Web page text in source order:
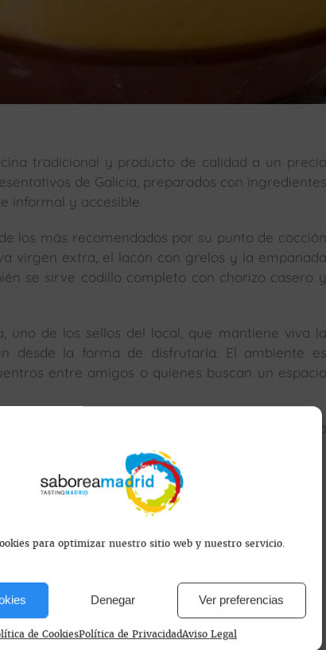
para optimizar nuestro sitio web y nuestro servicio.
Denegar Ver preferencias
de CookiesPolítica de PrivacidadAviso Legal
tradicional y producto de calidad a un precio
de Galicia, preparados con ingredientes
informal y accesible.
los más recomendados por su punto de cocción
virgen extra, el lacón con grelos y la empanada
se sirve codillo completo con chorizo casero y
uno de los sellos del local, que mantiene viva la
desde la forma de disfrutarla. El ambiente es
entre amigos o quienes buscan un espacio
cocina gallega auténtica en Madrid, ofreciendo